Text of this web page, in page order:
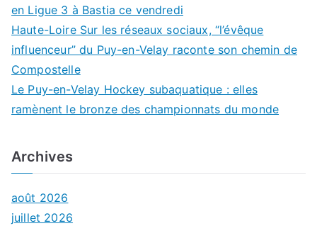
en Ligue 3 à Bastia ce vendredi
Haute-Loire Sur les réseaux sociaux, “l’évêque
influenceur” du Puy-en-Velay raconte son chemin de
Compostelle
Le Puy-en-Velay Hockey subaquatique : elles
ramènent le bronze des championnats du monde
Archives
août 2026
juillet 2026